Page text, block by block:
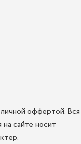
оффертой. Вся
на сайте носит